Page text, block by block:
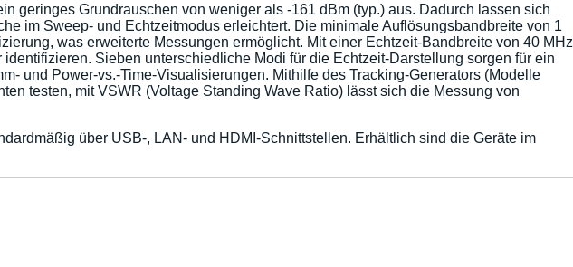
geringes Grundrauschen von weniger als -161 dBm (typ.) aus. Dadurch lassen sich
im Sweep- und Echtzeitmodus erleichtert. Die minimale Auflösungsbandbreite von 1
was erweiterte Messungen ermöglicht. Mit einer Echtzeit-Bandbreite von 40 MHz
Sieben unterschiedliche Modi für die Echtzeit-Darstellung sorgen für ein
und Power-vs.-Time-Visualisierungen. Mithilfe des Tracking-Generators (Modelle
testen, mit VSWR (Voltage Standing Wave Ratio) lässt sich die Messung von
über USB-, LAN- und HDMI-Schnittstellen. Erhältlich sind die Geräte im